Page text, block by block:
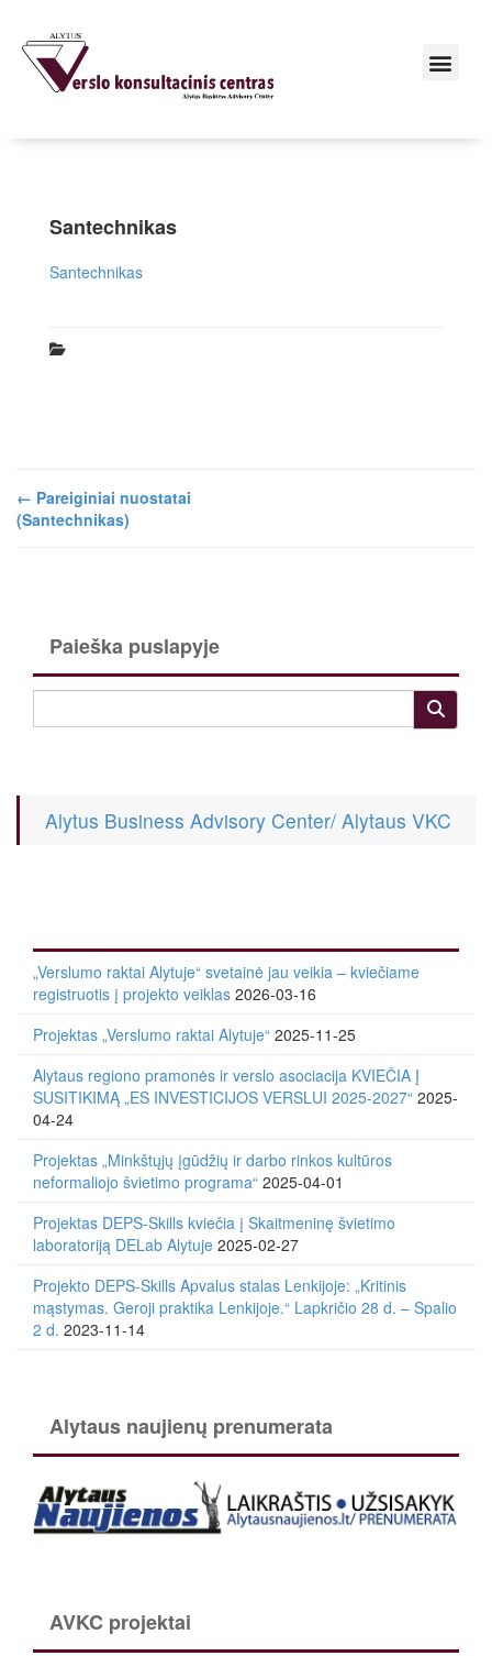
Santechnikas
Santechnikas
← Pareiginiai nuostatai
(Santechnikas)
Paieška puslapyje
Alytus Business Advisory Center/ Alytaus VKC
„Verslumo raktai Alytuje“ svetainė jau veikia – kviečiame
registruotis į projekto veiklas 2026-03-16
Projektas „Verslumo raktai Alytuje“ 2025-11-25
Alytaus regiono pramonės ir verslo asociacija KVIEČIA Į
SUSITIKIMĄ „ES INVESTICIJOS VERSLUI 2025-2027“ 2025-
04-24
Projektas „Minkštųjų įgūdžių ir darbo rinkos kultūros
neformaliojo švietimo programa“ 2025-04-01
Projektas DEPS-Skills kviečia į Skaitmeninę švietimo
laboratoriją DELab Alytuje 2025-02-27
Projekto DEPS-Skills Apvalus stalas Lenkijoje: „Kritinis
mąstymas. Geroji praktika Lenkijoje.“ Lapkričio 28 d. – Spalio
2 d. 2023-11-14
Alytaus naujienų prenumerata
AVKC projektai